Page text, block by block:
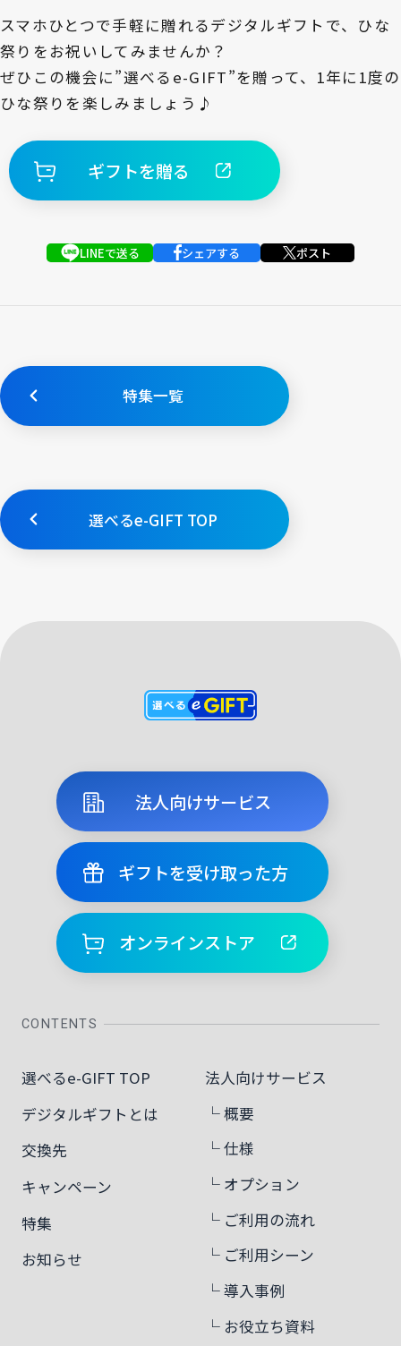
スマホひとつで手軽に贈れるデジタルギフトで、ひな
祭りをお祝いしてみませんか？
ぜひこの機会に”選べるe-GIFT”を贈って、1年に1度の
ひな祭りを楽しみましょう♪
ギフトを贈る
LINEで送る シェアする ポスト
特集一覧
選べるe-GIFT TOP
法人向けサービス
ギフトを受け取った方
オンラインストア
CONTENTS
選べるe-GIFT TOP
デジタルギフトとは
交換先
キャンペーン
特集
お知らせ
法人向けサービス
└ 概要
└ 仕様
└ オプション
└ ご利用の流れ
└ ご利用シーン
└ 導入事例
└ お役立ち資料